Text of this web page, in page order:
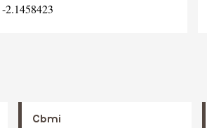
-2.1458423
Cbmi